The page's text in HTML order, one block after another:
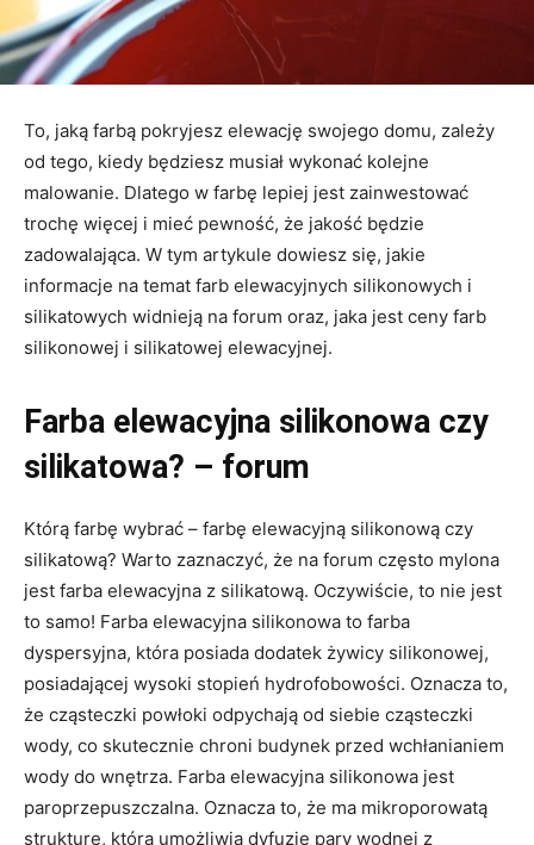
To, jaką farbą pokryjesz elewację swojego domu, zależy
od tego, kiedy będziesz musiał wykonać kolejne
malowanie. Dlatego w farbę lepiej jest zainwestować
trochę więcej i mieć pewność, że jakość będzie
zadowalająca. W tym artykule dowiesz się, jakie
informacje na temat farb elewacyjnych silikonowych i
silikatowych widnieją na forum oraz, jaka jest ceny farb
silikonowej i silikatowej elewacyjnej.
Farba elewacyjna silikonowa czy
silikatowa? – forum
Którą farbę wybrać – farbę elewacyjną silikonową czy
silikatową? Warto zaznaczyć, że na forum często mylona
jest farba elewacyjna z silikatową. Oczywiście, to nie jest
to samo! Farba elewacyjna silikonowa to farba
dyspersyjna, która posiada dodatek żywicy silikonowej,
posiadającej wysoki stopień hydrofobowości. Oznacza to,
że cząsteczki powłoki odpychają od siebie cząsteczki
wody, co skutecznie chroni budynek przed wchłanianiem
wody do wnętrza. Farba elewacyjna silikonowa jest
paroprzepuszczalna. Oznacza to, że ma mikroporowatą
strukturę, która umożliwia dyfuzję pary wodnej z